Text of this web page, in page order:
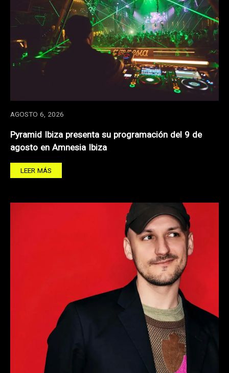
AGOSTO 6, 2026
Pyramid Ibiza presenta su programación del 9 de
agosto en Amnesia Ibiza
LEER MÁS